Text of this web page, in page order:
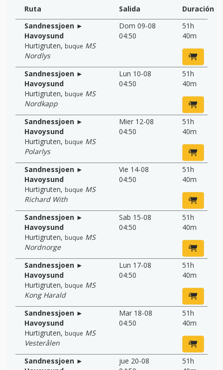
Ruta Salida
Duración
Sandnessjoen ►
Havoysund
Hurtigruten, buque MS
Nordlys
Dom 09-08
04:50
51h
40m
Sandnessjoen ►
Havoysund
Hurtigruten, buque MS
Nordkapp
Lun 10-08
04:50
51h
40m
Sandnessjoen ►
Havoysund
Hurtigruten, buque MS
Polarlys
Mier 12-08
04:50
51h
40m
Sandnessjoen ►
Havoysund
Hurtigruten, buque MS
Richard With
Vie 14-08
04:50
51h
40m
Sandnessjoen ►
Havoysund
Hurtigruten, buque MS
Nordnorge
Sab 15-08
04:50
51h
40m
Sandnessjoen ►
Havoysund
Hurtigruten, buque MS
Kong Harald
Lun 17-08
04:50
51h
40m
Sandnessjoen ►
Havoysund
Hurtigruten, buque MS
Vesterålen
Mar 18-08
04:50
51h
40m
Sandnessjoen ►
jue 20-08
51h